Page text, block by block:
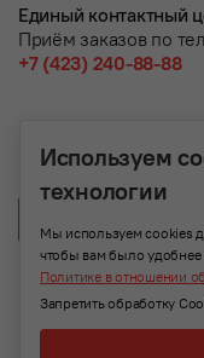
Единый контактный
Приём заказов по
+7 (423) 240-88-88
Используем
технологии
Мы используем cookies
чтобы вам было удобнее
Политике в отношении
Запретить обработку